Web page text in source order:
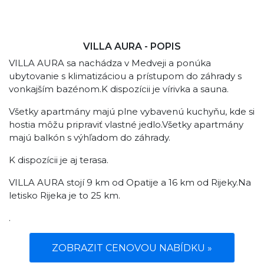
VILLA AURA - POPIS
VILLA AURA sa nachádza v Medveji a ponúka
ubytovanie s klimatizáciou a prístupom do záhrady s
vonkajším bazénom.K dispozícii je vírivka a sauna.
Všetky apartmány majú plne vybavenú kuchyňu, kde si
hostia môžu pripraviť vlastné jedlo.Všetky apartmány
majú balkón s výhľadom do záhrady.
K dispozícii je aj terasa.
VILLA AURA stojí 9 km od Opatije a 16 km od Rijeky.Na
letisko Rijeka je to 25 km.
.
ZOBRAZIT CENOVOU NABÍDKU »